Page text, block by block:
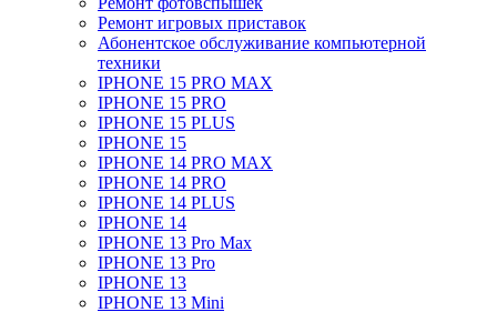
Ремонт игровых приставок
Абонентское обслуживание компьютерной
техники
IPHONE 15 PRO MAX
IPHONE 15 PRO
IPHONE 15 PLUS
IPHONE 15
IPHONE 14 PRO MAX
IPHONE 14 PRO
IPHONE 14 PLUS
IPHONE 14
IPHONE 13 Pro Max
IPHONE 13 Pro
IPHONE 13
IPHONE 13 Mini